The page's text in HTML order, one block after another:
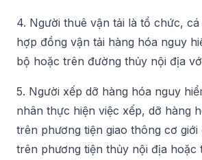
4. Người thuê vận tải là tổ chức,
hợp đồng vận tải hàng hóa nguy
bộ hoặc trên đường thủy nội địa
5. Người xếp dỡ hàng hóa nguy
nhân thực hiện việc xếp, dỡ hàng
trên phương tiện giao thông cơ
trên phương tiện thủy nội địa hoặc